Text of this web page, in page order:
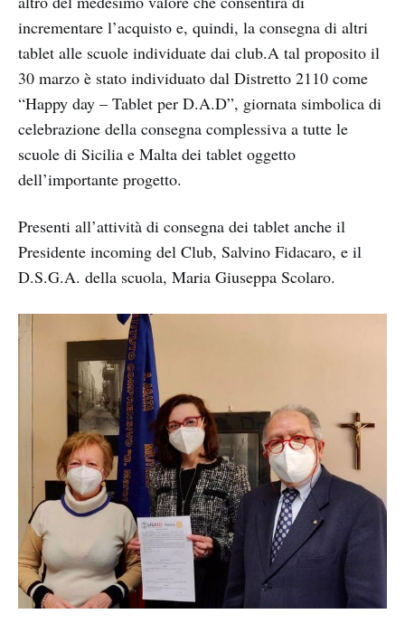
incrementare l’acquisto e, quindi, la consegna di altri
tablet alle scuole individuate dai club.A tal proposito il
30 marzo è stato individuato dal Distretto 2110 come
“Happy day – Tablet per D.A.D”, giornata simbolica di
celebrazione della consegna complessiva a tutte le
scuole di Sicilia e Malta dei tablet oggetto
dell’importante progetto.
Presenti all’attività di consegna dei tablet anche il
Presidente incoming del Club, Salvino Fidacaro, e il
D.S.G.A. della scuola, Maria Giuseppa Scolaro.